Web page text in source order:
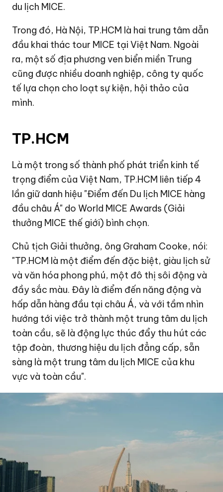
du lịch MICE.
Trong đó, Hà Nội, TP.HCM là hai trung tâm dẫn
đầu khai thác tour MICE tại Việt Nam. Ngoài
ra, một số địa phương ven biển miền Trung
cũng được nhiều doanh nghiệp, công ty quốc
tế lựa chọn cho loạt sự kiện, hội thảo của
mình.
TP.HCM
Là một trong số thành phố phát triển kinh tế
trọng điểm của Việt Nam, TP.HCM liên tiếp 4
lần giữ danh hiệu "Điểm đến Du lịch MICE hàng
đầu châu Á" do World MICE Awards (Giải
thưởng MICE thế giới) bình chọn.
Chủ tịch Giải thưởng, ông Graham Cooke, nói:
"TP.HCM là một điểm đến đặc biệt, giàu lịch sử
và văn hóa phong phú, một đô thị sôi động và
đầy sắc màu. Đây là điểm đến năng động và
hấp dẫn hàng đầu tại châu Á, và với tầm nhìn
hướng tới việc trở thành một trung tâm du lịch
toàn cầu, sẽ là động lực thúc đẩy thu hút các
tập đoàn, thương hiệu du lịch đẳng cấp, sẵn
sàng là một trung tâm du lịch MICE của khu
vực và toàn cầu".